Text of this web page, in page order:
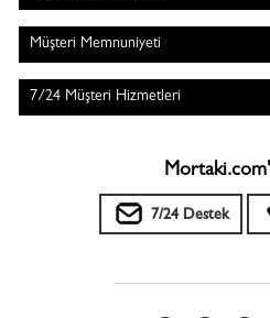
Müşteri Memnuniyeti
7/24 Müşteri Hizmetleri
7/24 Destek